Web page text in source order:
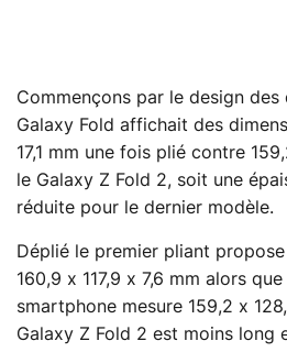
Commençons par le design des
Galaxy Fold affichait des
17,1 mm une fois plié contre
le Galaxy Z Fold 2, soit une
réduite pour le dernier modèle.
Déplié le premier pliant
160,9 x 117,9 x 7,6 mm alors
smartphone mesure 159,2 x
Galaxy Z Fold 2 est moins long